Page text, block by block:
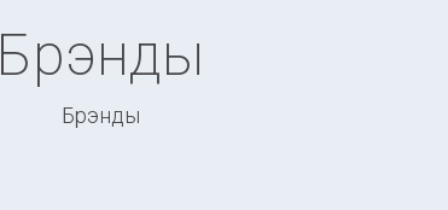
Брэнды
Брэнды